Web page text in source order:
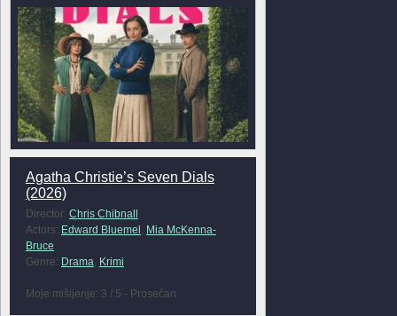
Agatha Christie’s Seven Dials
(2026)
Director: Chris Chibnall
Actors: Edward Bluemel Mia McKenna-
Bruce
Genre: Drama Krimi
Moje mišljenje: 3 / 5 - Prosečan